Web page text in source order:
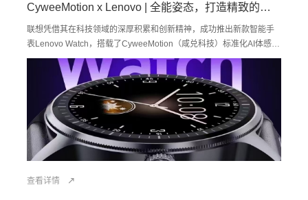
CyweeMotion x Lenovo | 全能姿态，打造精致的实用主义
联想凭借其在科技领域的深厚积累和创新精神，成功推出新款智能手
表Lenovo Watch，搭载了CyweeMotion（咸兑科技）标准化AI体感运
动解决方案，以全能姿态，打造实用、易用、耐用的产品特色，用超
高的性价比，俘获消费者的目光。
查看详情